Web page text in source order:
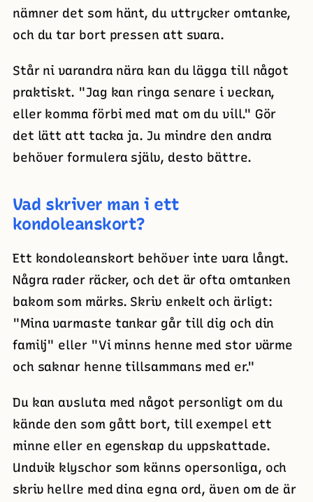
nämner det som hänt, du uttrycker omtanke,
och du tar bort pressen att svara.
Står ni varandra nära kan du lägga till något
praktiskt. "Jag kan ringa senare i veckan,
eller komma förbi med mat om du vill." Gör
det lätt att tacka ja. Ju mindre den andra
behöver formulera själv, desto bättre.
Vad skriver man i ett
kondoleanskort?
Ett kondoleanskort behöver inte vara långt.
Några rader räcker, och det är ofta omtanken
bakom som märks. Skriv enkelt och ärligt:
"Mina varmaste tankar går till dig och din
familj" eller "Vi minns henne med stor värme
och saknar henne tillsammans med er."
Du kan avsluta med något personligt om du
kände den som gått bort, till exempel ett
minne eller en egenskap du uppskattade.
Undvik klyschor som känns opersonliga, och
skriv hellre med dina egna ord, även om de är